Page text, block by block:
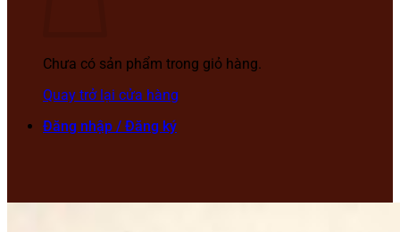
Chưa có sản phẩm trong giỏ hàng.
Quay trở lại cửa hàng
Đăng nhập / Đăng ký